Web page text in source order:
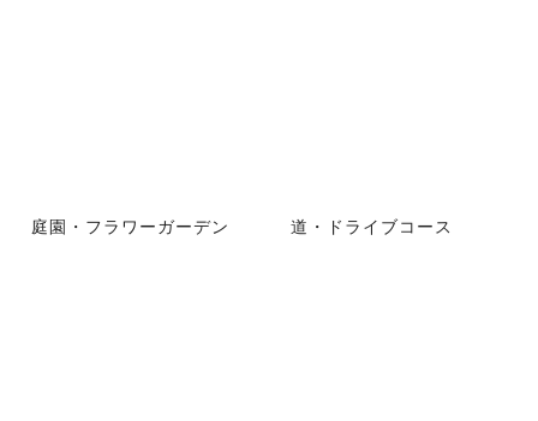
庭園・フラワーガーデン 道・ドライブコース